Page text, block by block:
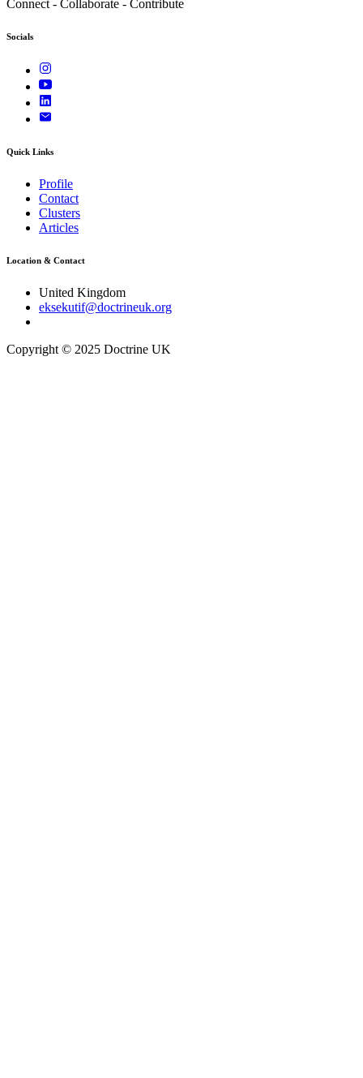
Connect - Collaborate - Contribute
Socials
Quick Links
Profile
Contact
Clusters
Articles
Location & Contact
United Kingdom
eksekutif@doctrineuk.org
Copyright © 2025 Doctrine UK